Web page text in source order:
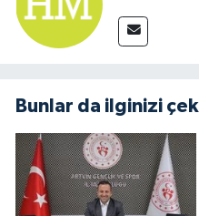
Bunlar da ilginizi